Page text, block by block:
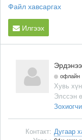
Файл хавсаргах
Илгээх
Эрдэнээ
офлайн
Хувь хүн
Элссэн
Контакт: Дугаар